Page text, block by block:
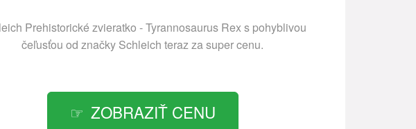
Prehistorické zvieratko - Tyrannosaurus Rex s pohyblivou
čeľusťou od značky Schleich teraz za super cenu.
ZOBRAZIŤ CENU